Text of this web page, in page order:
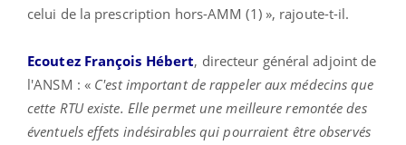
celui de la prescription hors-AMM (1) », rajoute-t-il.
Ecoutez François Hébert, directeur général adjoint de
l'ANSM : « C'est important de rappeler aux médecins que
cette RTU existe. Elle permet une meilleure remontée des
éventuels effets indésirables qui pourraient être observés